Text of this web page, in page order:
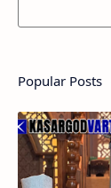
Popular Posts